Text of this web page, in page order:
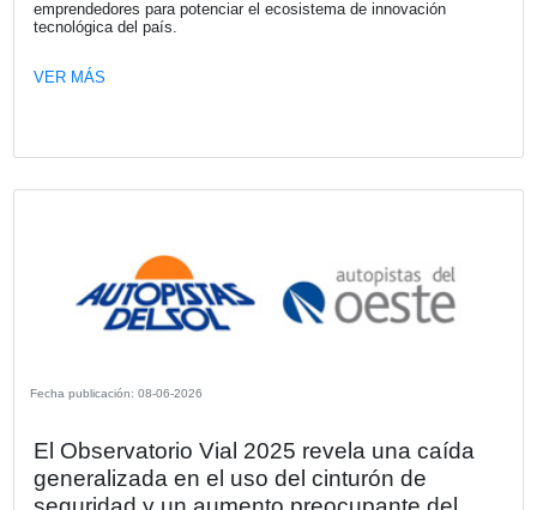
Tendencias y perspectivas del
diferentes sectores participaron de un evento organizado
VER MÁS